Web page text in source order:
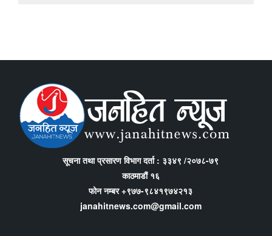
सूचना तथा प्रसारण विभाग दर्ता : ३३४९ /२०७८-७९
काठमाडौं १६
फोन नम्बर +९७७-९८४१९७४२१३
janahitnews.com@gmail.com